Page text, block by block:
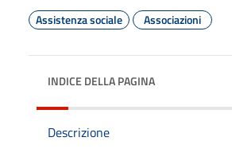
Assistenza sociale
Associazioni
INDICE DELLA PAGINA
Descrizione